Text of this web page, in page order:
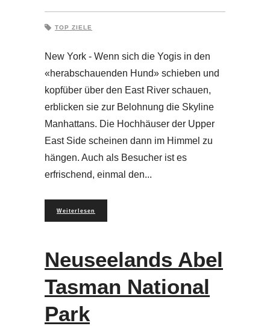
TOP ZIELE
New York - Wenn sich die Yogis in den
«herabschauenden Hund» schieben und
kopfüber über den East River schauen,
erblicken sie zur Belohnung die Skyline
Manhattans. Die Hochhäuser der Upper
East Side scheinen dann im Himmel zu
hängen. Auch als Besucher ist es
erfrischend, einmal den
Weiterlesen
Neuseelands Abel
Tasman National
Park